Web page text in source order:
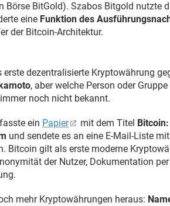
Börse BitGold). Szabos Bitgold nutzte
eine Funktion des
der Bitcoin-Architektur.
erste dezentralisierte Kryptowährung
, aber welche Person oder
noch nicht bekannt.
ein Papier mit dem Titel
und sendete es an eine E-Mail-Liste
Bitcoin gilt als erste moderne
der Nutzer, Dokumentation
mehr Kryptowährungen heraus: